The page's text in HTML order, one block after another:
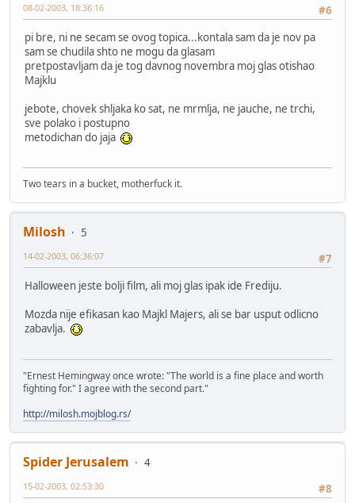
#6
08-02-2003, 18:36:16
pi bre, ni ne secam se ovog topica...kontala sam da je nov pa
sam se chudila shto ne mogu da glasam
pretpostavljam da je tog davnog novembra moj glas otishao
Majklu
jebote, chovek shljaka ko sat, ne mrmlja, ne jauche, ne trchi,
sve polako i postupno
metodichan do jaja
Two tears in a bucket, motherfuck it.
Milosh
5
#7
14-02-2003, 06:36:07
Halloween jeste bolji film, ali moj glas ipak ide Frediju.
Mozda nije efikasan kao Majkl Majers, ali se bar usput odlicno
zabavlja.
"Ernest Hemingway once wrote: "The world is a fine place and worth
fighting for." I agree with the second part."
http://milosh.mojblog.rs/
Spider Jerusalem
4
#8
15-02-2003, 02:53:30